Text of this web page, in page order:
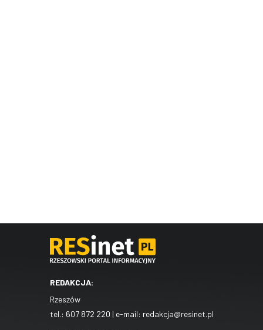
REDAKCJA:
Rzeszów
tel.: 607 872 220 | e-mail: redakcja@resinet.pl